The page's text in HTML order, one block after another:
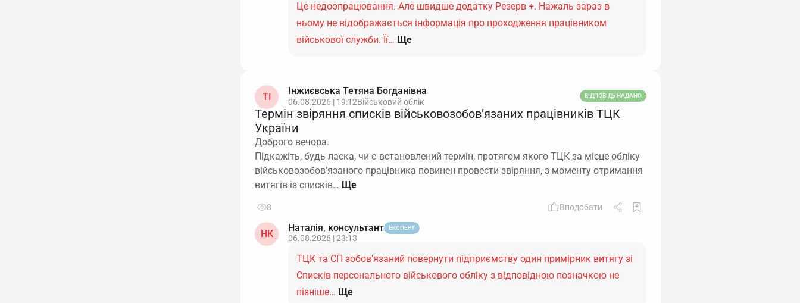
Це недоопрацювання. Але швидше додатку Резерв +. Нажаль зараз в
ньому не відображається інформація про проходження працівником
військової служби. Її… Ще
ТІ
Інжиєвська Тетяна Богданівна
06.08.2026 | 19:12Військовий облік
ВІДПОВІДЬ НАДАНО
Термін звіряння списків військовозобов’язаних працівників ТЦК
України
Доброго вечора.
Підкажіть, будь ласка, чи є встановлений термін, протягом якого ТЦК за місце обліку
військовозобов’язаного працівника повинен провести звіряння, з моменту отримання
витягів із списків…
8 Вподобати
НК
Наталія, консультант ЕКСПЕРТ
06.08.2026 | 23:13
ТЦК та СП зобов'язаний повернути підприємству один примірник витягу зі
Списків персонального військового обліку з відповідною позначкою не
пізніше… Ще